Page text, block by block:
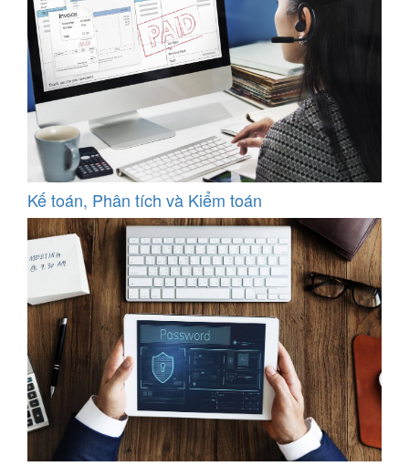
Kế toán, Phân tích và Kiểm toán